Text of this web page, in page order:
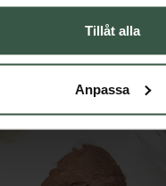
Tillåt alla
Anpassa
Lär dig mer